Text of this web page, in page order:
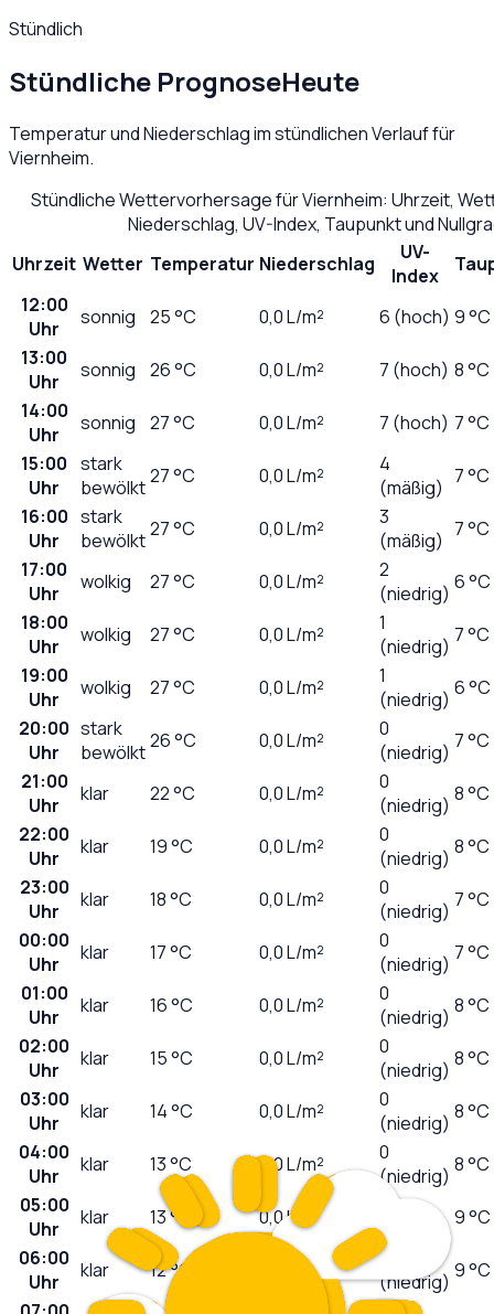
Stündlich
Stündliche PrognoseHeute
Temperatur und Niederschlag im stündlichen Verlauf für
Viernheim.
Stündliche Wettervorhersage fürViernheim: Uhrzeit,
Niederschlag, UV-Index, Taupunkt und
Uhrzeit Wetter Temperatur Niederschlag
UV-
Index
12:00
Uhr
sonnig 25°C 0,0L/m² 6 (hoch) 9 °C
13:00
Uhr
sonnig 26°C 0,0L/m² 7 (hoch) 8 °C
14:00
Uhr
sonnig 27°C 0,0L/m² 7 (hoch) 7 °C
15:00
Uhr
stark
bewölkt27°C 0,0L/m²
4
(mäßig) 7 °C
16:00
Uhr
stark
bewölkt27°C 0,0L/m²
3
(mäßig) 7 °C
17:00
Uhr
wolkig 27°C 0,0L/m²
2
(niedrig) 6 °C
18:00
Uhr
wolkig 27°C 0,0L/m²
1
(niedrig) 7 °C
19:00
Uhr
wolkig 27°C 0,0L/m²
1
(niedrig) 6 °C
20:00
Uhr
stark
bewölkt26°C 0,0L/m²
0
(niedrig) 7 °C
21:00
Uhr
klar 22°C 0,0L/m²
0
(niedrig) 8 °C
22:00
Uhr
klar 19°C 0,0L/m²
0
(niedrig) 8 °C
23:00
Uhr
klar 18°C 0,0L/m²
0
(niedrig) 7 °C
00:00
Uhr
klar 17°C 0,0L/m²
0
(niedrig) 7 °C
01:00
Uhr
klar 16°C 0,0L/m²
0
(niedrig) 8 °C
02:00
Uhr
klar 15°C 0,0L/m²
0
(niedrig) 8 °C
03:00
Uhr
klar 14°C 0,0L/m²
0
(niedrig) 8 °C
04:00
Uhr
klar 13°C 0,0L/m²
0
(niedrig) 8 °C
05:00
Uhr
klar 13°C 0,0L/m²
(niedrig)9 °C
06:00
Uhr
klar 12°C L/m²
0
(niedrig) 9 °C